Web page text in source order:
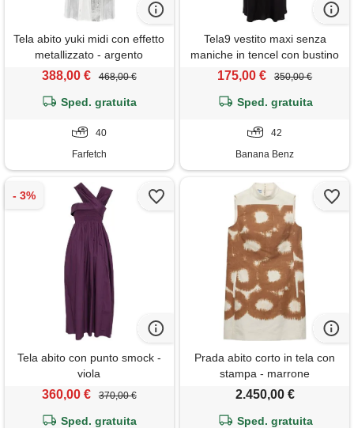
Tela abito yuki midi con effetto
metallizzato - argento
388,00 € 468,00 €
Sped. gratuita
40
Farfetch
Tela9 vestito maxi senza
maniche in tencel con bustino
arricciato
175,00 € 350,00 €
Sped. gratuita
42
Banana Benz
Tela abito con punto smock -
viola
360,00 € 370,00 €
Sped. gratuita
Prada abito corto in tela con
stampa - marrone
2.450,00 €
Sped. gratuita